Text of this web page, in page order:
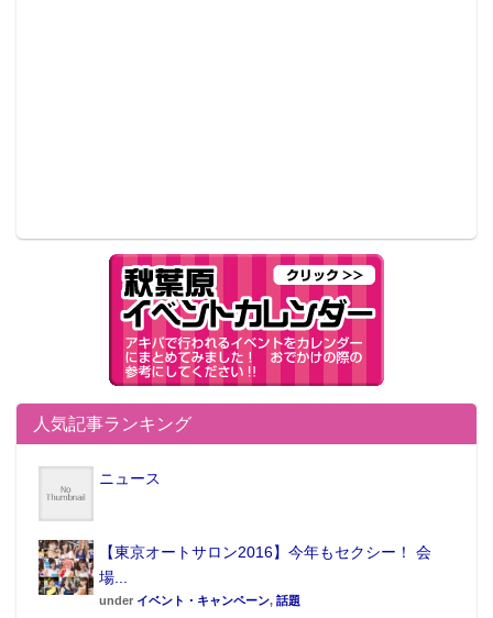
人気記事ランキング
ニュース
【東京オートサロン2016】今年もセクシー！ 会
場...
under イベント・キャンペーン, 話題